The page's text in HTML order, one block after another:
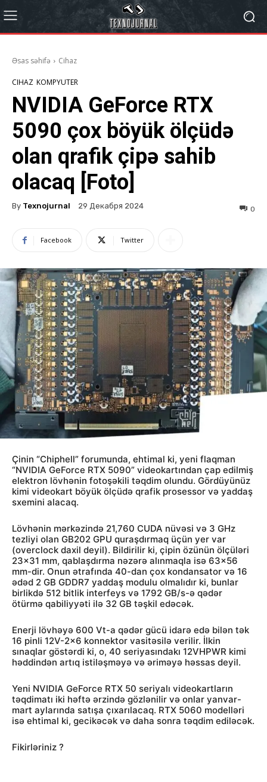
Əsas səhifə Cihaz
CIHAZ KOMPYUTER
NVIDIA GeForce RTX
5090 çox böyük ölçüdə
olan qrafik çipə sahib
olacaq [Foto]
By Texnojurnal 29 Декабря 2024 0
Facebook Twitter
Çinin “Chiphell” forumunda, ehtimal ki, yeni flaqman
“NVIDIA GeForce RTX 5090” videokartından çap edilmiş
elektron lövhənin fotoşəkili təqdim olundu. Gördüyünüz
kimi videokart böyük ölçüdə qrafik prosessor və yaddaş
sxemini alacaq.
Lövhənin mərkəzində 21,760 CUDA nüvəsi və 3 GHz
tezliyi olan GB202 GPU quraşdırmaq üçün yer var
(overclock daxil deyil). Bildirilir ki, çipin özünün ölçüləri
23×31 mm, qablaşdırma nəzərə alınmaqla isə 63×56
mm-dir. Onun ətrafında 40-dan çox kondansator və 16
ədəd 2 GB GDDR7 yaddaş modulu olmalıdır ki, bunlar
birlikdə 512 bitlik interfeys və 1792 GB/s-ə qədər
ötürmə qabiliyyəti ilə 32 GB təşkil edəcək.
Enerji lövhəyə 600 Vt-a qədər gücü idarə edə bilən tək
16 pinli 12V-2×6 konnektor vasitəsilə verilir. İlkin
sınaqlar göstərdi ki, o, 40 seriyasındakı 12VHPWR kimi
həddindən artıq istiləşməyə və əriməyə həssas deyil.
Yeni NVIDIA GeForce RTX 50 seriyalı videokartların
təqdimatı iki həftə ərzində gözlənilir və onlar yanvar-
mart aylarında satışa çıxarılacaq. RTX 5060 modelləri
isə ehtimal ki, gecikəcək və daha sonra təqdim ediləcək.
Fikirləriniz ?